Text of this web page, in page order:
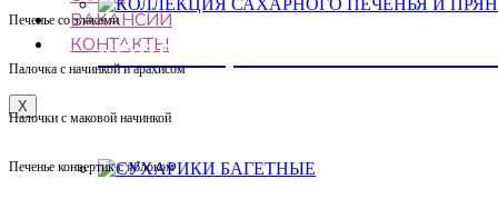
ВАКАНСИИ
КОНТАКТЫ
X
КОЛЛЕКЦИЯ САХАРНОГО
Печенье со злаками
Палочка с начинкой и арахисом
Палочки с маковой начинкой
Печенье конвертик с яблоком